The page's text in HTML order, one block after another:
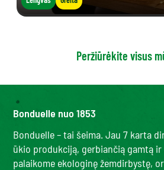
Peržiūrėkite visus
Bonduelle nuo 1853
Bonduelle – tai šeima. Jau 7 karta
ūkio produkciją, gerbiančią gamtą ir
palaikome ekologinę žemdirbystę,